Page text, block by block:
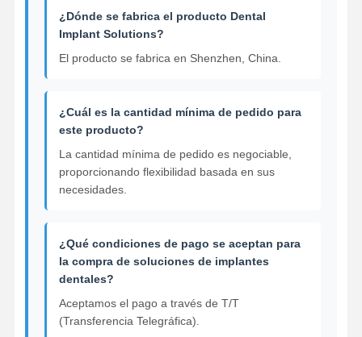
¿Dónde se fabrica el producto Dental
Implant Solutions?
El producto se fabrica en Shenzhen, China.
¿Cuál es la cantidad mínima de pedido para
este producto?
La cantidad mínima de pedido es negociable,
proporcionando flexibilidad basada en sus
necesidades.
¿Qué condiciones de pago se aceptan para
la compra de soluciones de implantes
dentales?
Aceptamos el pago a través de T/T
(Transferencia Telegráfica).